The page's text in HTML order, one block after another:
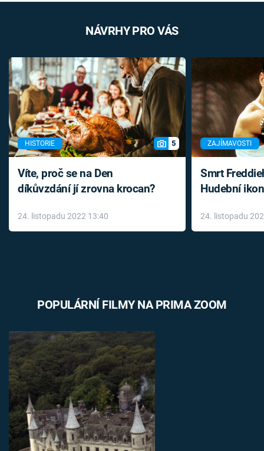
NÁVRHY PRO VÁS
HISTORIE 5
Víte, proč se na Den
díkůvzdání jí zrovna krocan?
24. listopadu 2022 13:40
ZAJÍMAVOSTI
Smrt
Hudební
léky
24. listopadu
POPULÁRNÍ FILMY NA PRIMA ZOOM